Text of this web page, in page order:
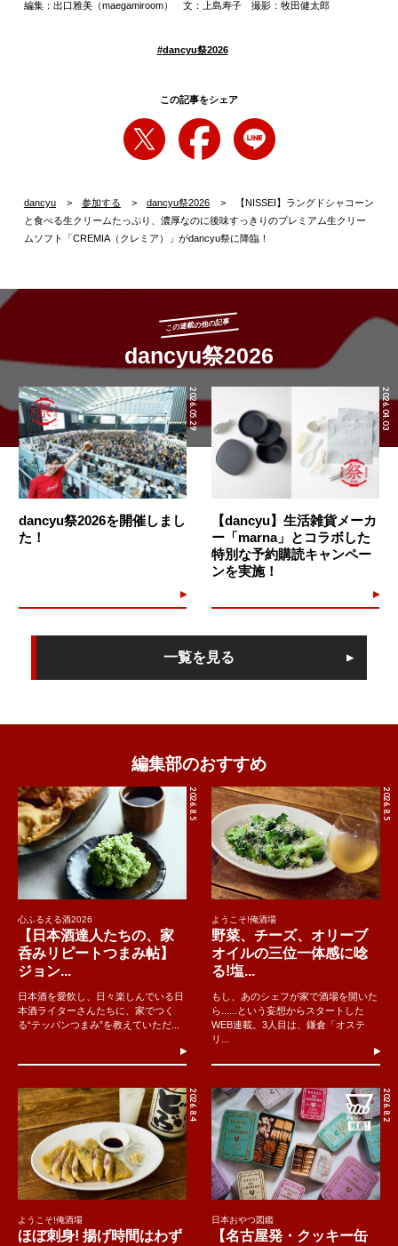
編集：出口雅美（maegamiroom） 文：上島寿子 撮影：牧田健太郎
#dancyu祭2026
この記事をシェア
dancyu 参加する dancyu祭2026
【NISSEI】ラングドシャコーン
と食べる生クリームたっぷり、濃厚なのに後味すっきりのプレミアム生クリー
ムソフト「CREMIA（クレミア）」がdancyu祭に降臨！
この連載の他の記事
dancyu祭2026
2026.05.29
dancyu祭2026を開催しまし
た！
2026.04.03
【dancyu】生活雑貨メーカ
ー「marna」とコラボした
特別な予約購読キャンペー
ンを実施！
一覧を見る
編集部のおすすめ
2026.8.5
心ふるえる酒2026
【日本酒達人たちの、家
呑みリピートつまみ帖】
ジョン...
日本酒を愛飲し、日々楽しんでいる日
本酒ライターさんたちに、家でつく
る“テッパンつまみ”を教えていただ...
2026.8.5
ようこそ!俺酒場
野菜、チーズ、オリーブ
オイルの三位一体感に唸
る!塩...
もし、あのシェフが家で酒場を開いた
ら......という妄想からスタートした
WEB連載。3人目は、鎌倉「オステ
リ...
2026.8.4
ようこそ!俺酒場
ほぼ刺身! 揚げ時間はわず
2026.8.2
日本おやつ図鑑
【名古屋発・クッキー缶